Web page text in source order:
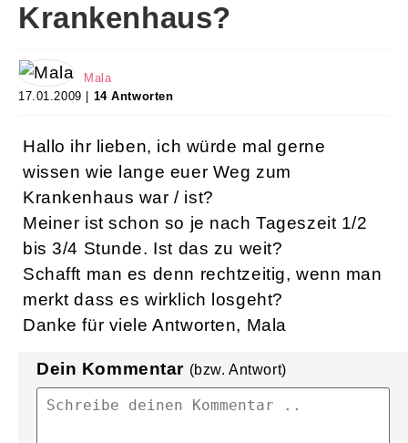
Krankenhaus?
Mala
17.01.2009 | 14 Antworten
Hallo ihr lieben, ich würde mal gerne
wissen wie lange euer Weg zum
Krankenhaus war / ist?
Meiner ist schon so je nach Tageszeit 1/2
bis 3/4 Stunde. Ist das zu weit?
Schafft man es denn rechtzeitig, wenn man
merkt dass es wirklich losgeht?
Danke für viele Antworten, Mala
Dein Kommentar (bzw. Antwort)